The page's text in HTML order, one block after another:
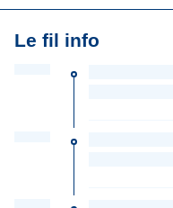
Le fil info